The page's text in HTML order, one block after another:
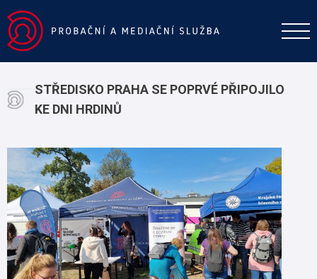
STŘEDISKO PRAHA SE POPRVÉ PŘIPOJILO
KE DNI HRDINŮ